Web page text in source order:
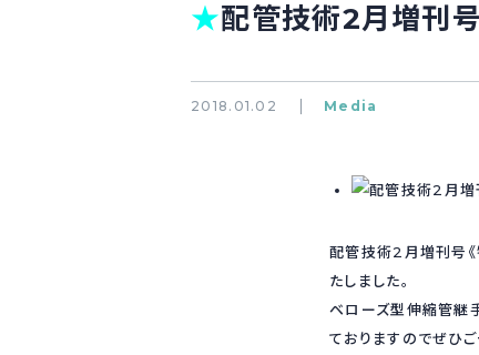
★配管技術2月増刊
2018.01.02 Media
配管技術2月増刊号《
たしました。
ベローズ型伸縮管継
ておりますのでぜひご